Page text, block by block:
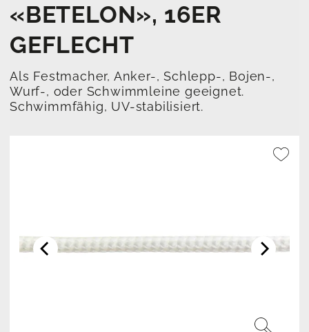
«BETELON», 16ER
GEFLECHT
Als Festmacher, Anker-, Schlepp-, Bojen-,
Wurf-, oder Schwimmleine geeignet.
Schwimmfähig, UV-stabilisiert.